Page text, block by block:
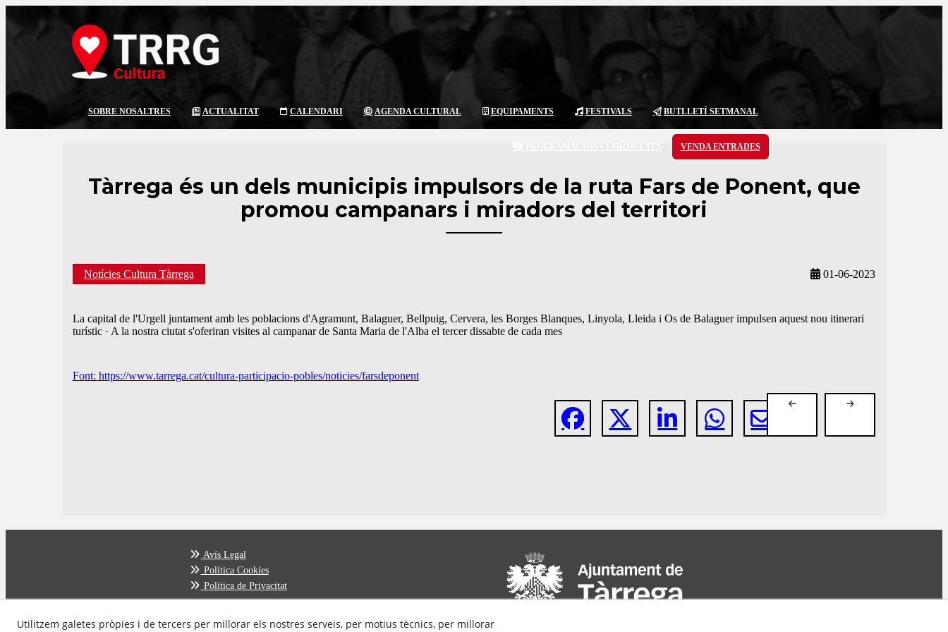
SOBRE NOSALTRES ACTUALITAT CALENDARI AGENDA CULTURAL EQUIPAMENTS FESTIVALS BUTLLETÍ SETMANAL
VENDA ENTRADES
Tàrrega és un dels municipis impulsors de la ruta Fars de Ponent, que
promou campanars i miradors del territori
Notícies Cultura Tàrrega 01-06-2023
La capital de l'Urgell juntament amb les poblacions d'Agramunt, Balaguer, Bellpuig, Cervera, les Borges Blanques, Linyola, Lleida i Os de Balaguer impulsen aquest nou itinerari
turístic · A la nostra ciutat s'oferiran visites al campanar de Santa Maria de l'Alba el tercer dissabte de cada mes
Font: https://www.tarrega.cat/cultura-participacio-pobles/noticies/farsdeponent
Avís Legal
Política Cookies
Política de Privacitat
Utilitzem galetes pròpies i de tercers per millorar els nostres serveis, per motius tècnics, per millorar